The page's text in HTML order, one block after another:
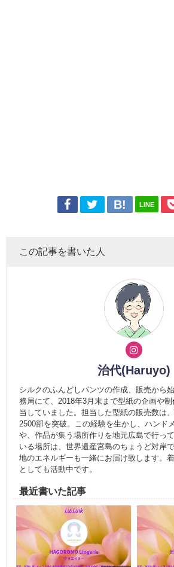
LINE
この記事を書いた人
治代(Haruyo)
シルクのふんどしパンツの作成、販売から
務局にて、2018年3月末まで型紙の企画や
当していました。担当した型紙の販売数は
2500部を突破。この経験を生かし、ハンド
や、作品が集う場所作りを地元広島で行っ
いる場所は、世界遺産宮島のちょうど対岸
地のエネルギーも一緒にお届け致します。
としても活動中です。
最近書いた記事